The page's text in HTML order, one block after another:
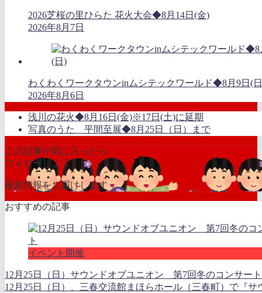
2026芝桜の里ひらた 花火大会◆8月14日(金)
2026年8月7日
わくわくワークタウンinムシテックワールド◆8月9日(
2026年8月6日
浅川の花火◆8月16日(金)※17日(土)に延期
写真のうた 平間至展◆8月25日（日）まで
この記事が気に入ったら
フォローしよう
最新情報をお届けします
おすすめの記事
イベント開催
12月25日（日）サウンドオブユニオン 第7回冬のコンサート
12月25日（日）、三春交流館まほらホール（三春町）で『サ